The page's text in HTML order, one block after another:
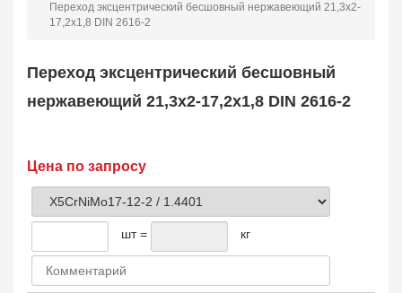
Переходник понижающий
Муфта соединительная 683
Пробка 72
Днище 11832
Втулка для фланца 698
Переход эксцентрический бесшовный нержавеющий 21,3х2-
17,2х1,8 DIN 2616-2
Переход эксцентрический бесшовный
нержавеющий 21,3х2-17,2х1,8 DIN 2616-2
Цена по запросу
шт = кг